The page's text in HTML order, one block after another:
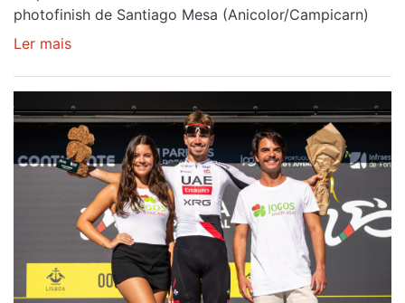
photofinish de Santiago Mesa (Anicolor/Campicarn)
Ler mais
é
sexto
e
continua
Camisola
Amarela
ao